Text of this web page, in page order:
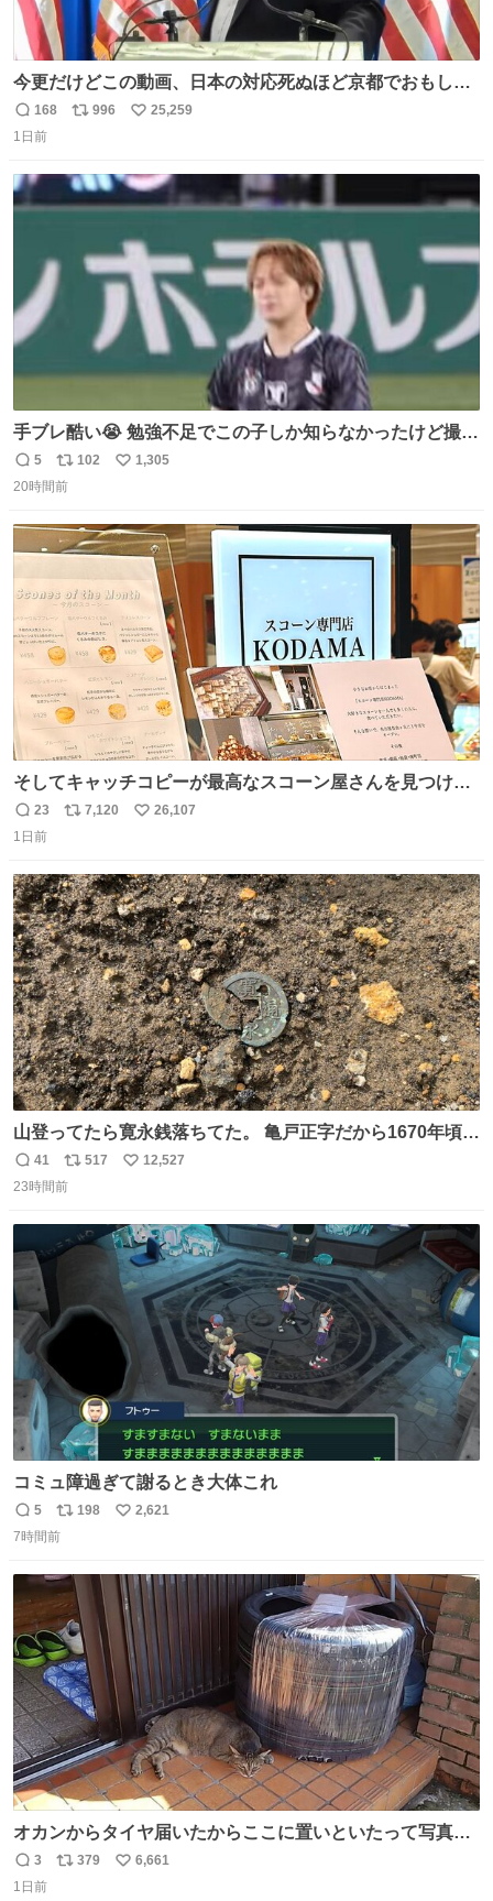
今更だけどこの動画、日本の対応死ぬほど京都でおもしろ
い。 なんなら敬語で丁寧に煽りまくってるの好き。笑
返
信
168
リ
ト
数
996
い
数
25,259
1日前
手ブレ酷い😭 勉強不足でこの子しか知らなかったけど撮っ
てみた😓😓 #TravisJapan #Jリーグ #松倉海斗
返
信
5
リ
ポ
ト
数
102
い
数
1,305
20時間前
そしてキャッチコピーが最高なスコーン屋さんを見つけて
しまったので思わず買い込んでしまった。スコーンなんて
パッサパサなほどええですからね。
返
信
23
リ
ト
数
7,120
い
数
26,107
1日前
山登ってたら寛永銭落ちてた。 亀戸正字だから1670年頃に
鋳造されたもの。
返
信
41
リ
ポ
ト
517
い
数
12,527
23時間前
コミュ障過ぎて謝るとき大体これ
返
信
5
リ
ポ
ト
数
198
い
数
2,621
7時間前
オカンからタイヤ届いたからここに置いといたって写真送
られてきたけど明らかに猫が邪魔くさそうな顔してて草
返
信
3
リ
379
い
6,661
1日前